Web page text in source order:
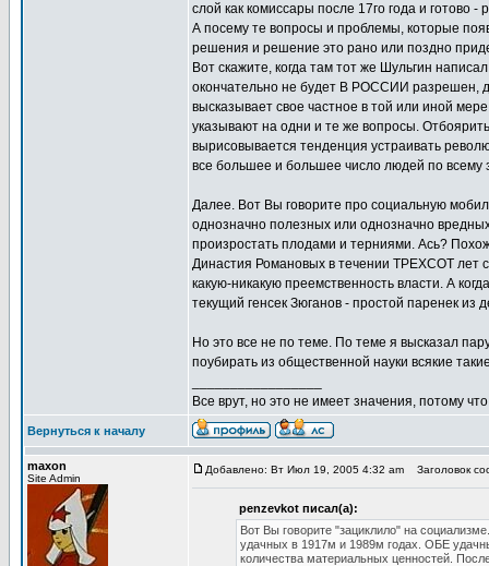
слой как комиссары после 17го года и готово
А посему те вопросы и проблемы, которые
решения и решение это рано или поздно
Вот скажите, когда там тот же Шульгин
окончательно не будет В РОССИИ разрешен,
высказывает свое частное в той или иной
указывают на одни и те же вопросы.
вырисовывается тенденция устраивать
все большее и большее число людей по всему
Далее. Вот Вы говорите про социальную
однозначно полезных или однозначно
произростать плодами и терниями. Ась?
Династия Романовых в течении ТРЕХСОТ лет
какую-никакую преемственность власти. А
текущий генсек Зюганов - простой паренек
Но это все не по теме. По теме я высказал
поубирать из общественной науки всякие
Все врут, но это не имеет значения, потому
Вернуться к началу
maxon
Site Admin
Добавлено: Вт Июл 19, 2005 4:32 am Заголовок
penzevkot писал(а):
Вот Вы говорите "зациклило" на
удачных в 1917м и 1989м годах. ОБЕ
количества материальных ценностей.